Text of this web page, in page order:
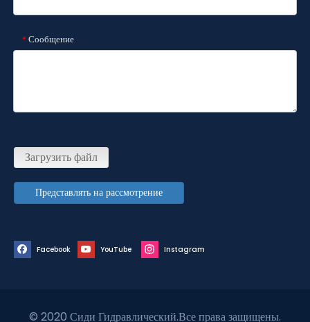
* Сообщение
Загрузить файл
Представлять на рассмотрение
Facebook YouTube Instagram
© 2020 Сиди Гидравлический.Все права защищены.